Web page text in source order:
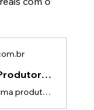
Lou Studios | Produtora de vídeos
A Lou Studios é uma produtora de vídeos, especializada em animações 3D para lançamento de produtos.